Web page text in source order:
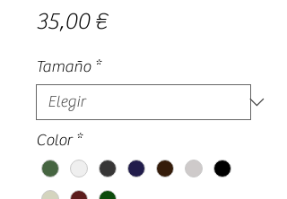
35,00 €Precio
Tamaño *
Color *